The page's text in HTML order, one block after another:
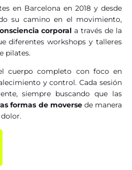
en Barcelona en 2018 y desde
su camino en el movimiento,
corporal a través de la
diferentes workshops y talleres
pilates.
cuerpo completo con foco en
y control. Cada sesión
siempre buscando que las
formas de moversede manera